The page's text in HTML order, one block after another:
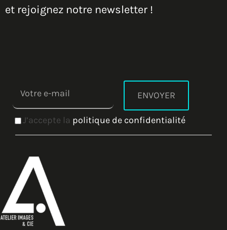
et rejoignez notre newsletter !
J’accepte la politique de confidentialité